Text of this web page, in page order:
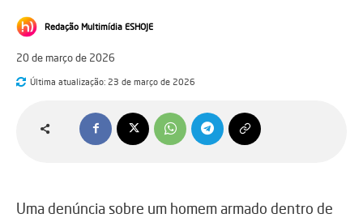
Redação Multimídia ESHOJE
20 de março de 2026
Última atualização: 23 de março de 2026
Uma denúncia sobre um homem armado dentro de